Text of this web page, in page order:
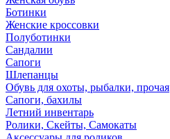
Ботинки
Женские кроссовки
Полуботинки
Сандалии
Сапоги
Шлепанцы
Обувь для охоты, рыбалки, прочая
Сапоги, бахилы
Летний инвентарь
Ролики, Скейты, Самокаты